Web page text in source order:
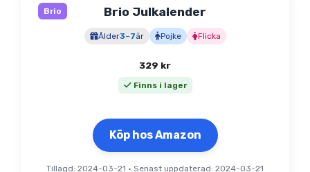
Brio Brio Julkalender
Ålder3–7år Pojke Flicka
329 kr
Finns i lager
Köp hos Amazon
Tillagd: 2024-03-21 • Senast uppdaterad: 2024-03-21